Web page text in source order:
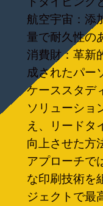
航空宇宙：添
量で耐久性の
消費財：革新
成されたパー
ケーススタデ
ソリューショ
え、リードタ
向上させた方
アプローチで
な印刷技術を
ジェクトで最